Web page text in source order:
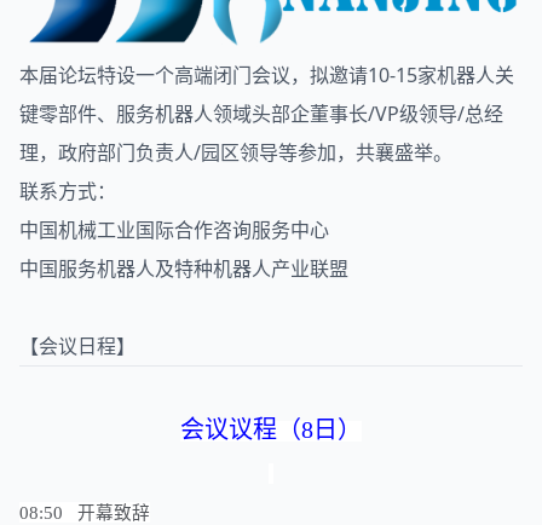
本届论坛特设一个高端闭门会议，拟邀请10-15家机器人关
键零部件、服务机器人领域头部企董事长/VP级领导/总经
理，政府部门负责人/园区领导等参加，共襄盛举。
联系方式：
中国机械工业国际合作咨询服务中心
中国服务机器人及特种机器人产业联盟
【会议日程】
会议议程（8日）
08:50 开幕致辞